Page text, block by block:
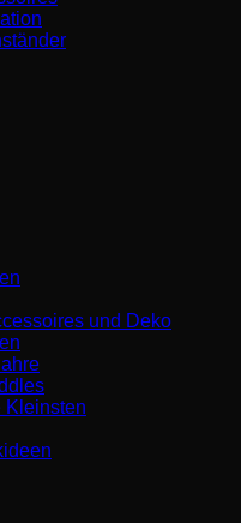
und Deko
Kleinsten